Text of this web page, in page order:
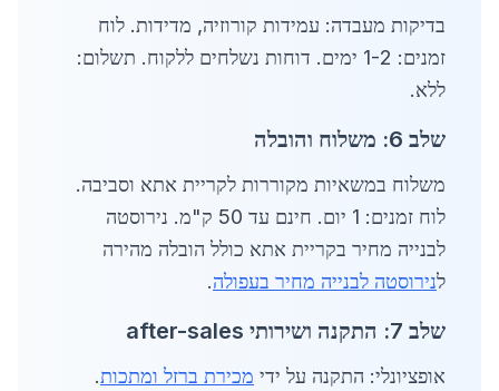
בדיקות מעבדה: עמידות קורוזיה, מדידות. לוח
זמנים: 1-2 ימים. דוחות נשלחים ללקוח. תשלום:
ללא.
שלב 6: משלוח והובלה
משלוח במשאיות מקוררות לקריית אתא וסביבה.
לוח זמנים: 1 יום. חינם עד 50 ק"מ. נירוסטה
לבנייה מחיר בקריית אתא כולל הובלה מהירה
לנירוסטה לבנייה מחיר בעפולה.
שלב 7: התקנה ושירותי after-sales
אופציונלי: התקנה על ידי מכירת ברזל ומתכות.